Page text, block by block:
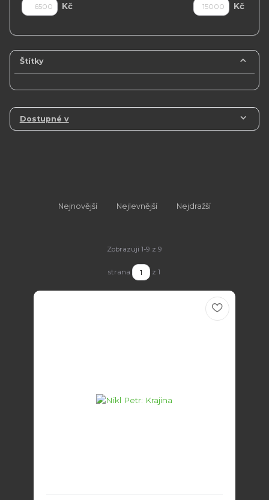
Kč Kč
Štítky
Dostupné v
Nejnovější Nejlevnější Nejdražší
Zobrazuji 1-9 z 9
strana z 1